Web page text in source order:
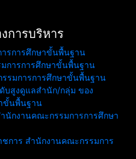
การบริหาร
รการศึกษาขั้นพื้นฐาน
การการศึกษาขั้นพื้นฐาน
รมการการศึกษาขั้นพื้นฐาน
บสูงดูแลสำนัก/กลุ่ม ของ
ขั้นพื้นฐาน
นักงานคณะกรรมการการศึกษา
ชการ สำนักงานคณะกรรมการ